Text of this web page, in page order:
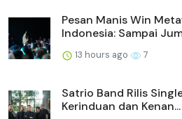
Pesan Manis Win
Indonesia: Sampai
13 hours ago 7
Satrio Band Rilis
Kerinduan dan Kenan...